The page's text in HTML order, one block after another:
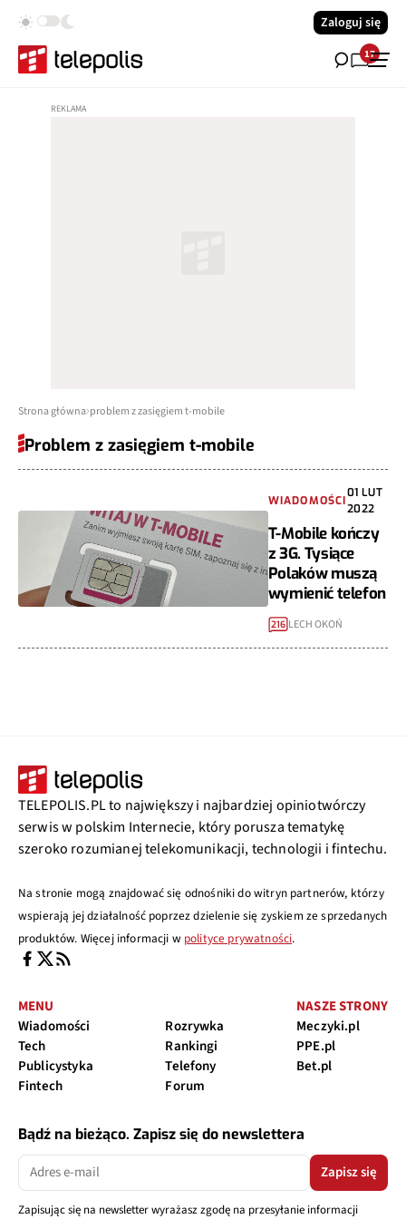
Zaloguj się
17
Strona główna problem z zasięgiem t-mobile
Problem z zasięgiem t-mobile
WIADOMOŚCI
01 LUT
2022
T-Mobile kończy
z 3G. Tysiące
Polaków muszą
wymienić telefon
216 LECH OKOŃ
TELEPOLIS.PL to największy i najbardziej opiniotwórczy
serwis w polskim Internecie, który porusza tematykę
szeroko rozumianej telekomunikacji, technologii i fintechu.
Na stronie mogą znajdować się odnośniki do witryn partnerów, którzy
wspierają jej działalność poprzez dzielenie się zyskiem ze sprzedanych
produktów. Więcej informacji w polityce prywatności.
MENU
Wiadomości
Tech
Publicystyka
Fintech
Rozrywka
Rankingi
Telefony
Forum
NASZE STRONY
Meczyki.pl
PPE.pl
Bet.pl
Bądź na bieżąco. Zapisz się do newslettera
Zapisz się
Zapisując się na newsletter wyrażasz zgodę na przesyłanie informacji